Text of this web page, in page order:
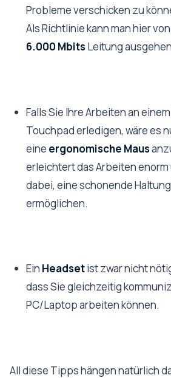
Probleme verschicken zu
Als Richtlinie kann man hier
6.000 MbitsLeitung
Falls Sie Ihre Arbeiten an
Touchpad erledigen, wäre es
eine ergonomische Maus
erleichtert das Arbeiten
dabei, eine schonende
ermöglichen.
Ein Headsetist zwar nicht
dass Sie gleichzeitig
PC/Laptop arbeiten können.
All diese Tipps hängen natürlich